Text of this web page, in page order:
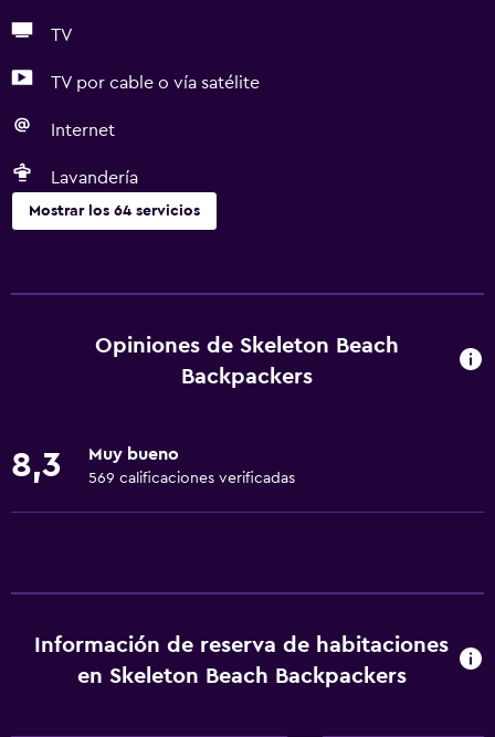
TV
TV por cable o vía satélite
Internet
Lavandería
Mostrar los 64 servicios
Wifi gratis
Champú
Adaptador
Accesibilidad y adecuación
Opiniones de Skeleton Beach
Backpackers
8,3 Muy bueno
569 calificaciones verificadas
Información de reserva de habitaciones
en Skeleton Beach Backpackers